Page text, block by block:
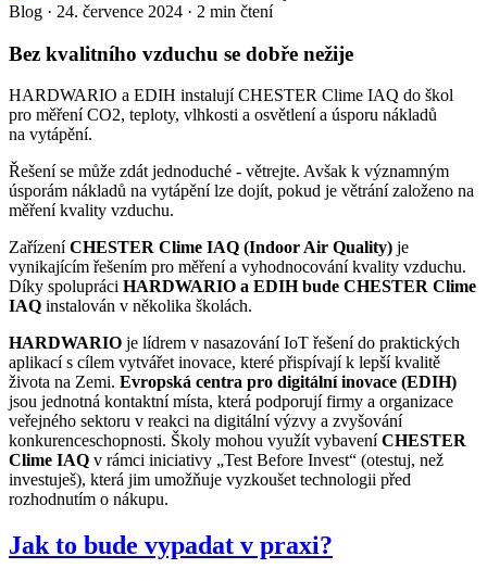
Blog · 24. července 2024 · 2 min čtení
Bez kvalitního vzduchu se dobře nežije
HARDWARIO a EDIH instalují CHESTER Clime IAQ do škol
pro měření CO2, teploty, vlhkosti a osvětlení a úsporu nákladů
na vytápění.
Řešení se může zdát jednoduché - větrejte. Avšak k významným
úsporám nákladů na vytápění lze dojít, pokud je větrání založeno na
měření kvality vzduchu.
ZařízeníCHESTER Clime IAQ (Indoor Air Quality) je
vynikajícím řešením pro měření a vyhodnocování kvality vzduchu.
Díky spolupráci HARDWARIO a EDIH bude CHESTER Clime
IAQ instalován v několika školách.
HARDWARIO je lídrem v nasazování IoT řešení do praktických
aplikací s cílem vytvářet inovace, které přispívají k lepší kvalitě
života na Zemi. Evropská centra pro digitální inovace (EDIH)
jsou jednotná kontaktní místa, která podporují firmy a organizace
veřejného sektoru v reakci na digitální výzvy a zvyšování
konkurenceschopnosti. Školy mohou využít vybaveníCHESTER
Clime IAQ v rámci iniciativy „Test Before Invest“ (otestuj, než
investuješ), která jim umožňuje vyzkoušet technologii před
rozhodnutím o nákupu.
Jak to bude vypadat v praxi?